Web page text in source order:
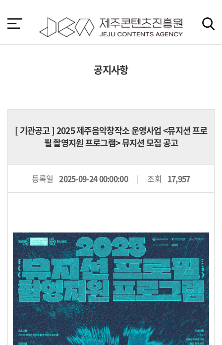
바
가
공지사항
[기관공고] 2025 제주음악창작소 운영사업 <뮤지션 프로
필 촬영지원 프로그램> 뮤지션 모집 공고
등록일 2025-09-24 00:00:00 조회 17,957